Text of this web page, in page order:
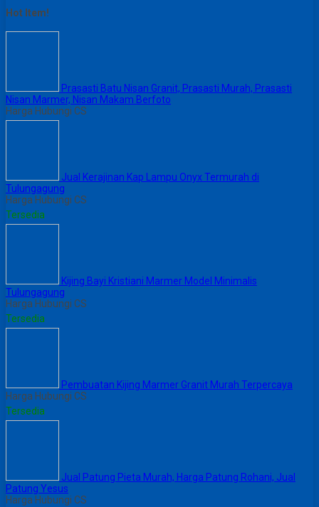
Hot Item!
Prasasti Batu Nisan Granit, Prasasti Murah, Prasasti
Nisan Marmer, Nisan Makam Berfoto
Harga Hubungi CS
Jual Kerajinan Kap Lampu Onyx Termurah di
Tulungagung
Harga Hubungi CS
Tersedia
Kijing Bayi Kristiani Marmer Model Minimalis
Tulungagung
Harga Hubungi CS
Tersedia
Pembuatan Kijing Marmer Granit Murah Terpercaya
Harga Hubungi CS
Tersedia
Jual Patung Pieta Murah, Harga Patung Rohani, Jual
Patung Yesus
Harga Hubungi CS